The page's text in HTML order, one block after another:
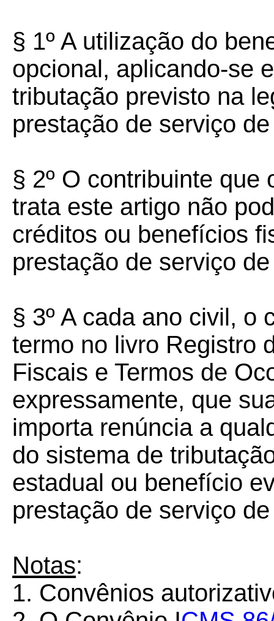
§ 1º A utilização do
opcional, aplicando-se
tributação previsto na
prestação de serviço
§ 2º O contribuinte
trata este artigo não
créditos ou benefícios
prestação de serviço
§ 3º A cada ano civil, o
termo no livro Registro
Fiscais e Termos de
expressamente, que
importa renúncia a
do sistema de
estadual ou benefício
prestação de serviço
Notas:
1. Convênios